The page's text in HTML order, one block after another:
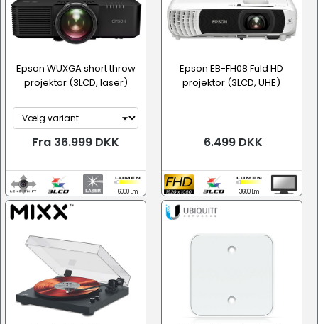
Epson WUXGA short throw
projektor (3LCD, laser)
Fra 36.999 DKK
6000 Lm
Epson EB-FH08 Fuld HD
projektor (3LCD, UHE)
6.499 DKK
3600 Lm